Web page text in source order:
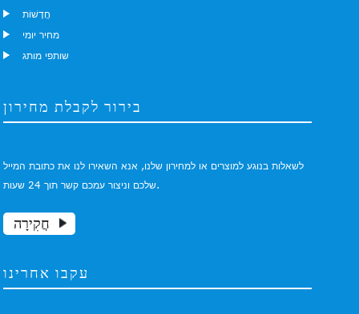
חֲדָשׁוֹת
מחיר יומי
שותפי מותג
בירור לקבלת מחירון
לשאלות בנוגע למוצרים או למחירון שלנו, אנא השאירו לנו את כתובת המייל
שלכם וניצור עמכם קשר תוך 24 שעות.
חֲקִירָה
עקבו אחרינו